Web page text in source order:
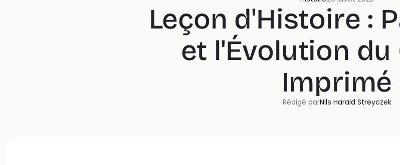
Leçon d'Histoire :
et l'Évolution
Imprimé
Rédigé parNils Harald Streyczek